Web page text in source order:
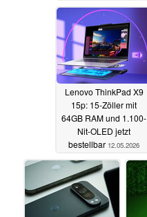
Lenovo ThinkPad X9
15p: 15-Zöller mit
64GB RAM und 1.100-
Nit-OLED jetzt
bestellbar 12.05.2026